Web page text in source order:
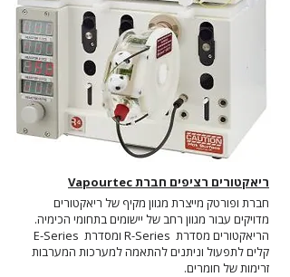
ריאקטורים רציפים חברת Vapourtec
חברת ופורטק מייצרת מגוון מקיף של ריאקטורים
מדויקים עבור מגוון רחב של יישומים בתחומי הכימיה.
הריאקטורים מסדרת R-Series ומסדרת E-Series
קלים לתפעול וניתנים להתאמה למערכות המערבות
זרימות של חומרים.